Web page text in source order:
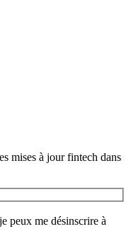
mises à jour fintech dans
peux me désinscrire à